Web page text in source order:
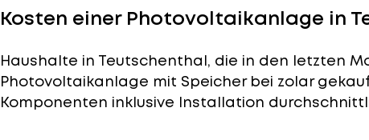
Kosten einer Photovoltaikanlage in
Haushalte in Teutschenthal, die in den letzten
Photovoltaikanlage mit Speicher bei zolar
Komponenten inklusive Installation